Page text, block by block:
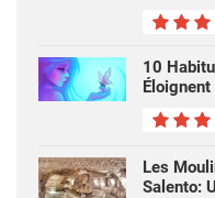
10
Éloignent
Les
Salento: